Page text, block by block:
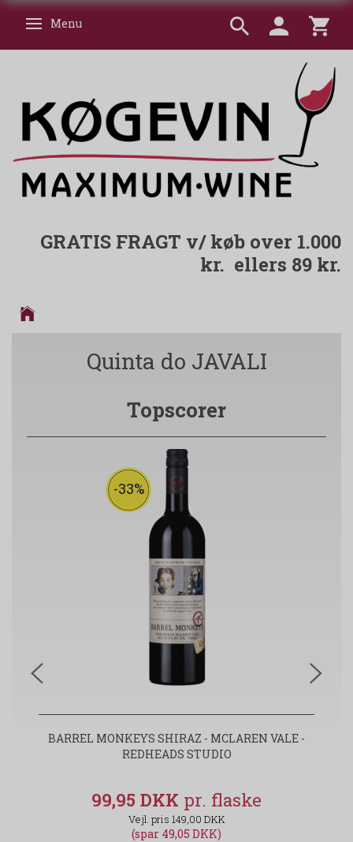
Skifte navigation
Menu
GRATIS FRAGT v/ køb over 1.000
kr. ellers 89 kr.
Quinta do JAVALI
Topscorer
-33%
BARREL MONKEYS SHIRAZ - MCLAREN VALE -
REDHEADS STUDIO
99,95 DKK
149,00 DKK
(spar 49,05 DKK)